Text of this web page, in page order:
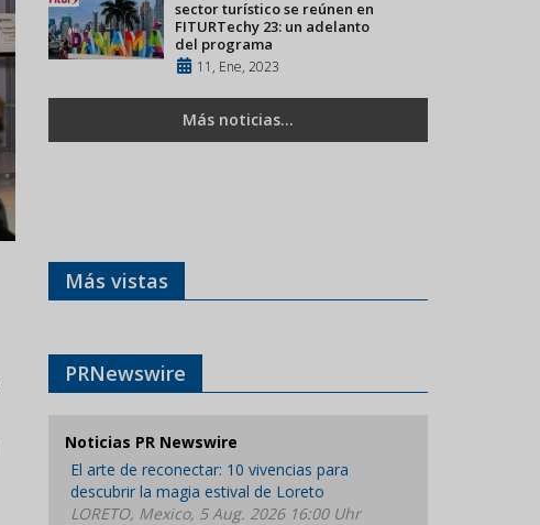
sector turístico se reúnen en
FITURTechy 23: un adelanto
del programa
11, Ene, 2023
Más noticias...
Más vistas
PRNewswire
Noticias PR Newswire
El arte de reconectar: 10 vivencias para
descubrir la magia estival de Loreto
LORETO, Mexico, 5 Aug. 2026 16:00 Uhr